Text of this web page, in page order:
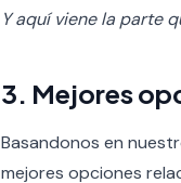
Y aquí viene la parte
3. Mejores
Basandonos en
mejores opciones